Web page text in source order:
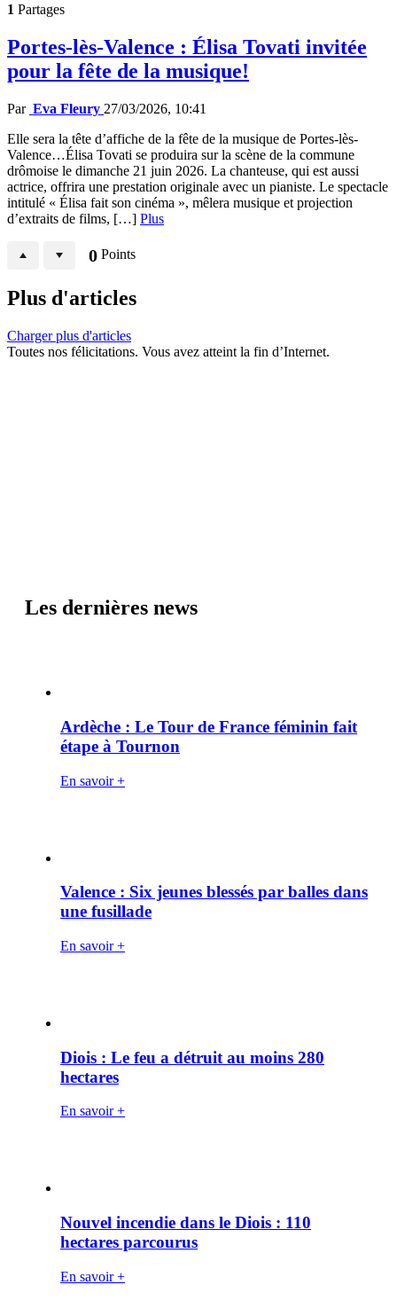
1 Partages
Portes-lès-Valence : Élisa Tovati invitée
pour la fête de la musique!
Par Eva Fleury 27/03/2026, 10:41
Elle sera la tête d’affiche de la fête de la musique de Portes-lès-
Valence…Élisa Tovati se produira sur la scène de la commune
drômoise le dimanche 21 juin 2026. La chanteuse, qui est aussi
actrice, offrira une prestation originale avec un pianiste. Le spectacle
intitulé « Élisa fait son cinéma », mêlera musique et projection
d’extraits de films, […] Plus
0 Points
Plus d'articles
Charger plus d'articles
Toutes nos félicitations. Vous avez atteint la fin d’Internet.
Les dernières news
Ardèche : Le Tour de France féminin fait
étape à Tournon
En savoir +
Valence : Six jeunes blessés par balles dans
une fusillade
En savoir +
Diois : Le feu a détruit au moins 280
hectares
En savoir +
Nouvel incendie dans le Diois : 110
hectares parcourus
En savoir +